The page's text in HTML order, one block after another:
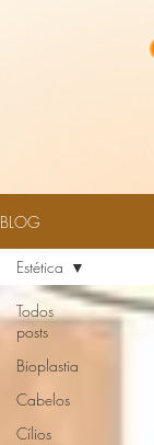
BLOG
Todos
posts
Bioplastia
Cabelos
Cílios
Estética